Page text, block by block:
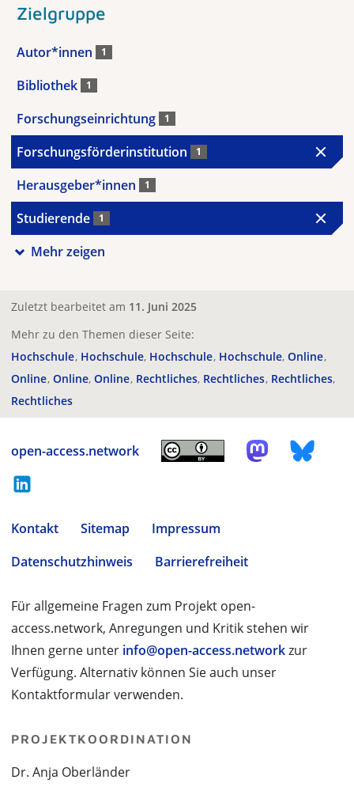
Zielgruppe
Autor*innen 1
Bibliothek 1
Forschungseinrichtung 1
Forschungsförderinstitution 1
Herausgeber*innen 1
Studierende 1
Mehr zeigen
Zuletzt bearbeitet am 11. Juni 2025
Mehr zu den Themen dieser Seite:
Hochschule Hochschule Hochschule Hochschule Online
Online Online Online Rechtliches Rechtliches Rechtliches
Rechtliches
open-access.network
Kontakt Sitemap
Impressum
Datenschutzhinweis
Barrierefreiheit
Für allgemeine Fragen zum Projekt open-
access.network, Anregungen und Kritik stehen wir
Ihnen gerne unter info@open-access.networkzur
Verfügung. Alternativ können Sie auch unser
Kontaktformular verwenden.
PROJEKTKOORDINATION
Dr. Anja Oberländer